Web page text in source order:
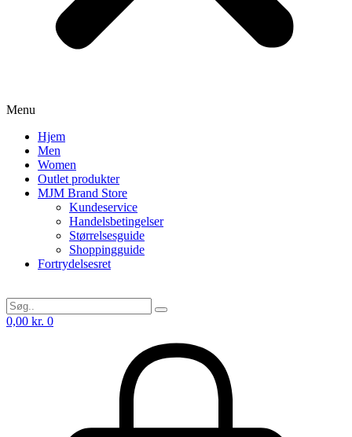
Menu
Hjem
Men
Women
Outlet produkter
MJM Brand Store
Kundeservice
Handelsbetingelser
Størrelsesguide
Shoppingguide
Fortrydelsesret
0,00 kr. 0